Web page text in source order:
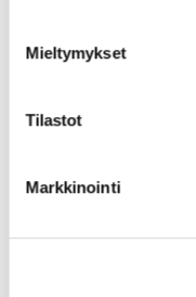
Mieltymykset
Tilastot
Markkinointi